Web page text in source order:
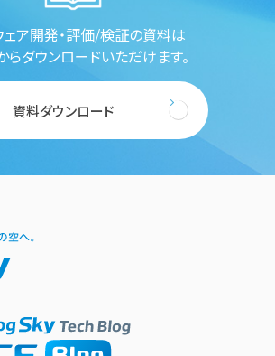
ェア開発・評価/検証の資料は
らダウンロードいただけます。
資料ダウンロード